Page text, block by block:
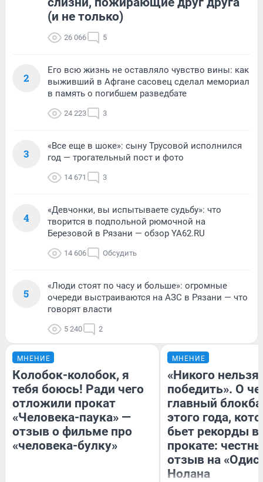
(и не только)
26 066 5
2
Его всю жизнь не оставляло чувство вины: как
выживший в Афгане сасовец сделал мемориал
в память о погибшем разведбате
24 223 3
3
«Все еще в шоке»: сыну Трусовой исполнился
год — трогательный пост и фото
14 671 3
4
«Девчонки, вы испытываете судьбу»: что
творится в подпольной рюмочной на
Березовой в Рязани — обзор YA62.RU
14 606 Обсудить
5
«Люди стоят по часу и больше»: огромные
очереди выстраиваются на АЗС в Рязани — что
говорят власти
5 240 2
МНЕНИЕ
Колобок-колобок, я
тебя боюсь! Ради чего
отложили прокат
«Человека-паука» —
отзыв о фильме про
«человека-булку»
МНЕНИЕ
«Никого нельзя
победить». О
главный
этого года,
бьет рекорды в
прокате:
отзыв на
Нолана